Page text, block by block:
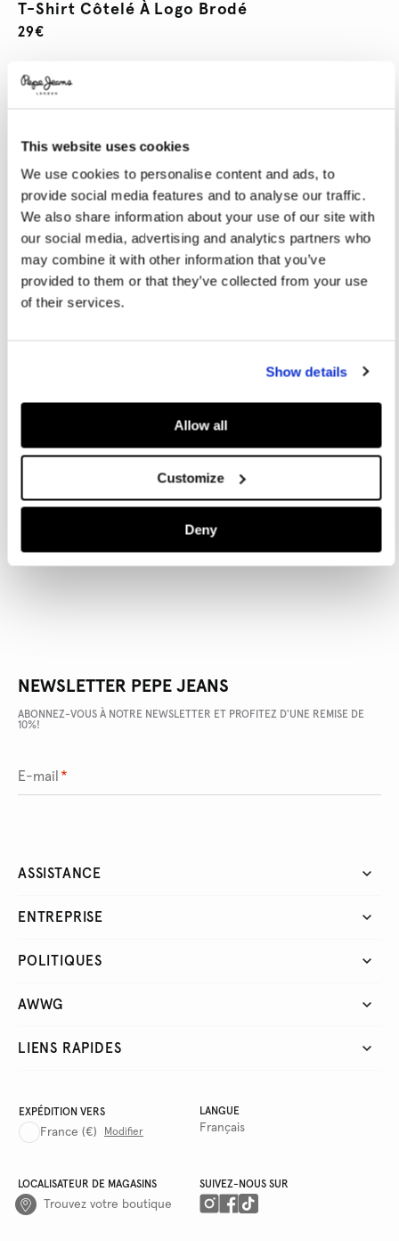
This website uses cookies
We use cookies to personalise content and ads, to
provide social media features and to analyse our traffic.
We also share information about your use of our site with
our social media, advertising and analytics partners who
may combine it with other information that you’ve
provided to them or that they’ve collected from your use
of their services.
Show details
Allow all
Customize
Deny
T-Shirt Côtelé À Logo Brodé
29€
Variations
COULEURS:
SÉLECTIONNEZ LA TAILLE:
Le mannequin porte: S Taille du mannequin: 1.77 m
Guide des tailles
DÉTAILS DU PRODUIT
NEWSLETTER PEPE JEANS
ABONNEZ-VOUS À NOTRE NEWSLETTER ET PROFITEZ D'UNE REMISE DE
10%!
E-mail *
ASSISTANCE
ENTREPRISE
POLITIQUES
AWWG
LIENS RAPIDES
EXPÉDITION VERS
France (€) Modifier
LANGUE
Français
LOCALISATEUR DE MAGASINS
Trouvez votre boutique
SUIVEZ-NOUS SUR